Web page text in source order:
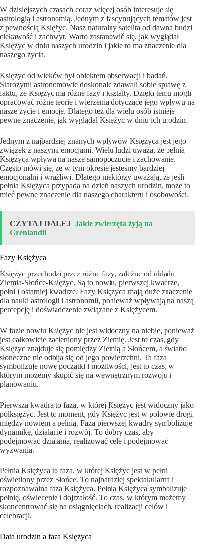
W dzisiejszych czasach coraz więcej osób interesuje się
astrologią i astronomią. Jednym z fascynujących tematów jest
z pewnością Księżyc. Nasz naturalny satelita od dawna budzi
ciekawość i zachwyt. Warto zastanowić się, jak wyglądał
Księżyc w dniu naszych urodzin i jakie to ma znaczenie dla
naszego życia.
Księżyc od wieków był obiektem obserwacji i badań.
Starożytni astronomowie doskonale zdawali sobie sprawę z
faktu, że Księżyc ma różne fazy i kształty. Dzięki temu mogli
opracować różne teorie i wierzenia dotyczące jego wpływu na
nasze życie i emocje. Dlatego też dla wielu osób istnieje
pewne znaczenie, jak wyglądał Księżyc w dniu ich urodzin.
Jednym z najbardziej znanych wpływów Księżyca jest jego
związek z naszymi emocjami. Wielu ludzi uważa, że pełnia
Księżyca wpływa na nasze samopoczucie i zachowanie.
Często mówi się, że w tym okresie jesteśmy bardziej
emocjonalni i wrażliwi. Dlatego niektórzy uważają, że jeśli
pełnia Księżyca przypada na dzień naszych urodzin, może to
mieć pewne znaczenie dla naszego charakteru i osobowości.
CZYTAJ DALEJ Jakie zwierzęta żyją na
Grenlandii
Fazy Księżyca
Księżyc przechodzi przez różne fazy, zależne od układu
Ziemia-Słońce-Księżyc. Są to nowiu, pierwszej kwadrze,
pełni i ostatniej kwadrze. Fazy Księżyca mają duże znaczenie
dla nauki astrologii i astronomii, ponieważ wpływają na naszą
percepcję i doświadczenie związane z Księżycem.
W fazie nowiu Księżyc nie jest widoczny na niebie, ponieważ
jest całkowicie zacieniony przez Ziemię. Jest to czas, gdy
Księżyc znajduje się pomiędzy Ziemią a Słońcem, a światło
słoneczne nie odbija się od jego powierzchni. Ta faza
symbolizuje nowe początki i możliwości, jest to czas, w
którym możemy skupić się na wewnętrznym rozwoju i
planowaniu.
Pierwsza kwadra to faza, w której Księżyc jest widoczny jako
półksiężyc. Jest to moment, gdy Księżyc jest w połowie drogi
między nowiem a pełnią. Faza pierwszej kwadry symbolizuje
dynamikę, działanie i rozwój. To dobry czas, aby
podejmować działania, realizować cele i podejmować
wyzwania.
Pełnia Księżyca to faza, w której Księżyc jest w pełni
oświetlony przez Słońce. To najbardziej spektakularna i
rozpoznawalna faza Księżyca. Pełnia Księżyca symbolizuje
pełnię, oświecenie i dojrzałość. To czas, w którym możemy
skoncentrować się na osiągnięciach, realizacji celów i
celebracji.
Data urodzin a faza Księżyca